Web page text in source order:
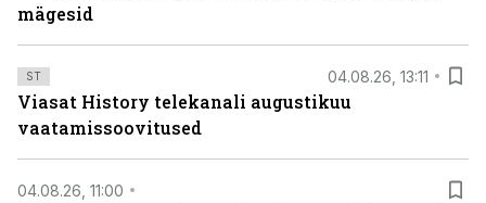
mägesid
ST 04.08.26, 13:11
Viasat History telekanali augustikuu
vaatamissoovitused
04.08.26, 11:00